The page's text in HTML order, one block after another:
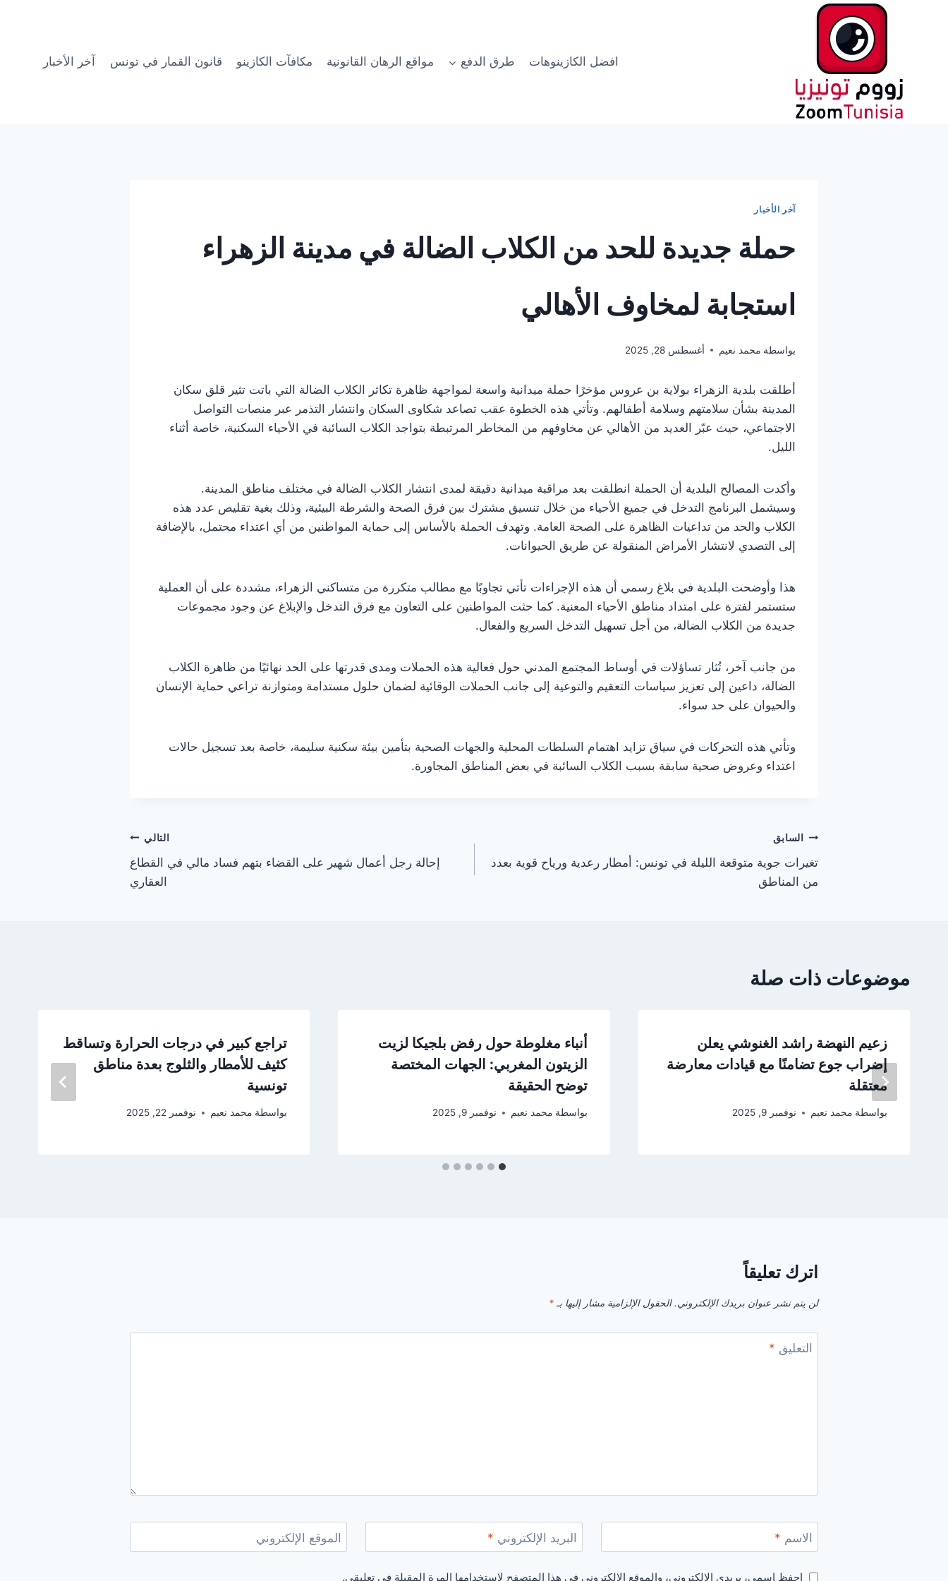
افضل الكازينوهات
طرق الدفع مواقع الرهان القانونية مكافآت الكازينو قانون القمار في تونس آخر الأخبار
آخر الأخبار
حملة جديدة للحد من الكلاب الضالة في مدينة الزهراء
استجابة لمخاوف الأهالي
بواسطة محمد نعيم أغسطس 28, 2025
أطلقت بلدية الزهراء بولاية بن عروس مؤخرًا حملة ميدانية واسعة لمواجهة ظاهرة تكاثر الكلاب الضالة التي باتت تثير قلق سكان
المدينة بشأن سلامتهم وسلامة أطفالهم. وتأتي هذه الخطوة عقب تصاعد شكاوى السكان وانتشار التذمر عبر منصات التواصل
الاجتماعي، حيث عبّر العديد من الأهالي عن مخاوفهم من المخاطر المرتبطة بتواجد الكلاب السائبة في الأحياء السكنية، خاصة أثناء
الليل.
وأكدت المصالح البلدية أن الحملة انطلقت بعد مراقبة ميدانية دقيقة لمدى انتشار الكلاب الضالة في مختلف مناطق المدينة.
وسيشمل البرنامج التدخل في جميع الأحياء من خلال تنسيق مشترك بين فرق الصحة والشرطة البيئية، وذلك بغية تقليص عدد هذه
الكلاب والحد من تداعيات الظاهرة على الصحة العامة. وتهدف الحملة بالأساس إلى حماية المواطنين من أي اعتداء محتمل، بالإضافة
إلى التصدي لانتشار الأمراض المنقولة عن طريق الحيوانات.
هذا وأوضحت البلدية في بلاغ رسمي أن هذه الإجراءات تأتي تجاوبًا مع مطالب متكررة من متساكني الزهراء، مشددة على أن العملية
ستستمر لفترة على امتداد مناطق الأحياء المعنية. كما حثت المواطنين على التعاون مع فرق التدخل والإبلاغ عن وجود مجموعات
جديدة من الكلاب الضالة، من أجل تسهيل التدخل السريع والفعال.
من جانب آخر، تُثار تساؤلات في أوساط المجتمع المدني حول فعالية هذه الحملات ومدى قدرتها على الحد نهائيًا من ظاهرة الكلاب
الضالة، داعين إلى تعزيز سياسات التعقيم والتوعية إلى جانب الحملات الوقائية لضمان حلول مستدامة ومتوازنة تراعي حماية الإنسان
والحيوان على حد سواء.
وتأتي هذه التحركات في سياق تزايد اهتمام السلطات المحلية والجهات الصحية بتأمين بيئة سكنية سليمة، خاصة بعد تسجيل حالات
اعتداء وعروض صحية سابقة بسبب الكلاب السائبة في بعض المناطق المجاورة.
تصفّح
المقالات
السابق
تغيرات جوية متوقعة الليلة في تونس: أمطار رعدية ورياح قوية بعدد
من المناطق
التالي
إحالة رجل أعمال شهير على القضاء بتهم فساد مالي في القطاع
العقاري
موضوعات ذات صلة
زعيم النهضة راشد الغنوشي يعلن
إضراب جوع تضامنًا مع قيادات معارضة
معتقلة
بواسطة محمد نعيم نوفمبر 9, 2025
أنباء مغلوطة حول رفض بلجيكا لزيت
الزيتون المغربي: الجهات المختصة
توضح الحقيقة
بواسطة محمد نعيم نوفمبر 9, 2025
تراجع كبير في درجات الحرارة وتساقط
كثيف للأمطار والثلوج بعدة مناطق
تونسية
بواسطة محمد نعيم نوفمبر 22, 2025
اترك تعليقاً
لن يتم نشر عنوان بريدك الإلكتروني. الحقول الإلزامية مشار إليها بـ *
التعليق *
الاسم * البريد الإلكتروني * الموقع الإلكتروني
احفظ اسمي، بريدي الإلكتروني، والموقع الإلكتروني في هذا المتصفح لاستخدامها المرة المقبلة في تعليقي.